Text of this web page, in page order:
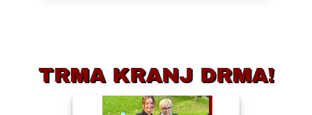
TRMA KRANJ DRMA!